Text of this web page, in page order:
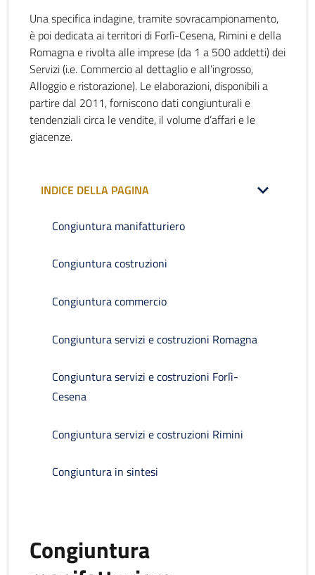
Una specifica indagine, tramite sovracampionamento,
è poi dedicata ai territori di Forlì-Cesena, Rimini e della
Romagna e rivolta alle imprese (da 1 a 500 addetti) dei
Servizi (i.e. Commercio al dettaglio e all’ingrosso,
Alloggio e ristorazione). Le elaborazioni, disponibili a
partire dal 2011, forniscono dati congiunturali e
tendenziali circa le vendite, il volume d’affari e le
giacenze.
INDICE DELLA PAGINA
Congiuntura manifatturiero
Congiuntura costruzioni
Congiuntura commercio
Congiuntura servizi e costruzioni Romagna
Congiuntura servizi e costruzioni Forlì-
Cesena
Congiuntura servizi e costruzioni Rimini
Congiuntura in sintesi
Congiuntura